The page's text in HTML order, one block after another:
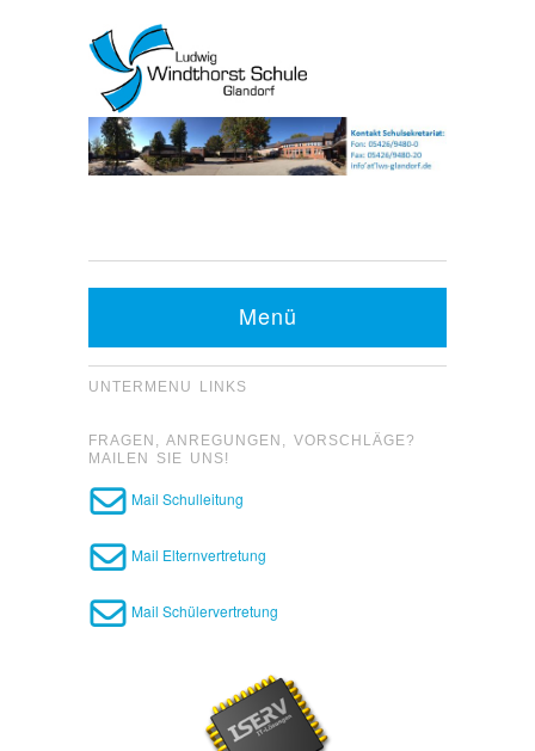
Fax: 05426 9480-20
Menü
UNTERMENU LINKS
FRAGEN, ANREGUNGEN, VORSCHLÄGE?
MAILEN SIE UNS!
Mail Schulleitung
Mail Elternvertretung
Mail Schülervertretung